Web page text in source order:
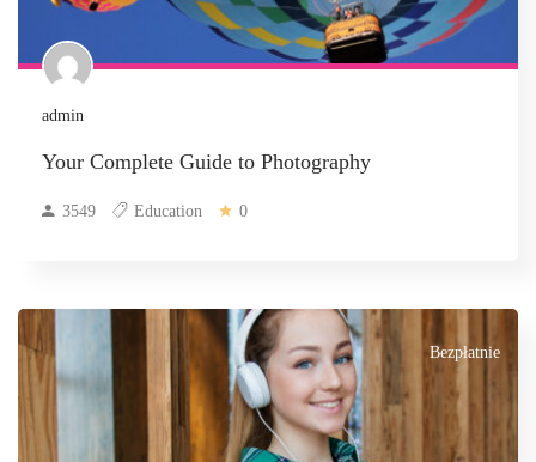
admin
Your Complete Guide to Photography
3549 Education 0
Bezpłatnie